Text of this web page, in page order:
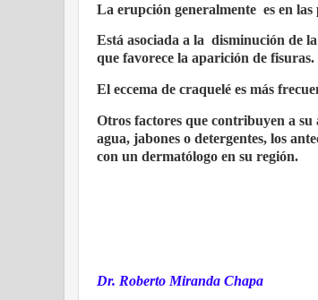
La erupción generalmente es en
Está asociada a la disminución de
que favorece la aparición de fisuras.
El eccema de craquelé es más
Otros factores que contribuyen a
agua, jabones o detergentes, los
con un dermatólogo en su región.
Dr. Roberto Miranda Chapa